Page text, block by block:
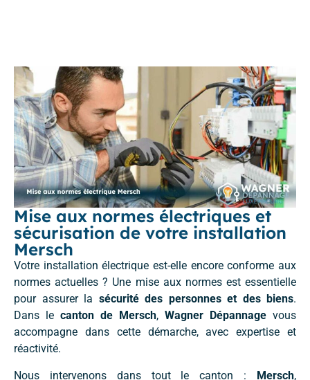
Mise aux normes électriques et
sécurisation de votre installation
Mersch
Votre installation électrique est-elle encore conforme aux
normes actuelles ? Une mise aux normes est essentielle
pour assurer la sécurité des personnes et des biens.
Dans le canton de Mersch, Wagner Dépannage vous
accompagne dans cette démarche, avec expertise et
réactivité.
Nous intervenons dans tout le canton : Mersch,